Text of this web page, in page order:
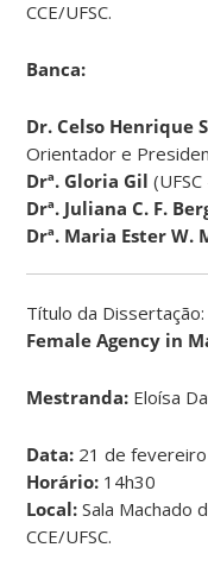
CCE/UFSC.
Banca:
Dr. Celso Henrique
Orientador e
Drª. Gloria Gil
Drª. Juliana C. F.
Drª. Maria Ester W.
Título da
Female Agency in
Mestranda: Eloísa
Data: 21 de
Horário: 14h30
Local:Sala Machado
CCE/UFSC.